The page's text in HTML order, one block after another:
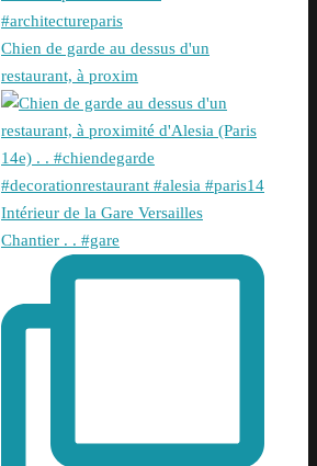
Chien de garde au dessus d'un
restaurant, à proxim
Intérieur de la Gare Versailles
Chantier . . #gare